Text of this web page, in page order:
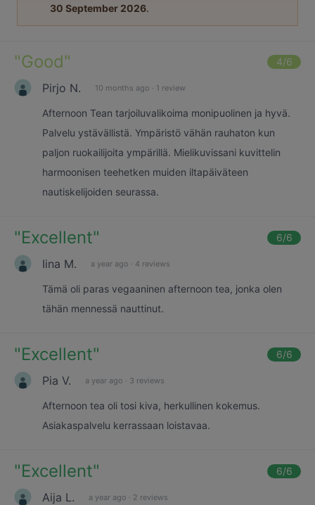
30 September 2026.
"Good" 4/6
Pirjo N. 10 months ago · 1 review
Afternoon Tean tarjoiluvalikoima monipuolinen ja hyvä.
Palvelu ystävällistä. Ympäristö vähän rauhaton kun
paljon ruokailijoita ympärillä. Mielikuvissani kuvittelin
harmoonisen teehetken muiden iltapäiväteen
nautiskelijoiden seurassa.
"Excellent" 6/6
Iina M. a year ago · 4 reviews
Tämä oli paras vegaaninen afternoon tea, jonka olen
tähän mennessä nauttinut.
"Excellent" 6/6
Pia V. a year ago · 3 reviews
Afternoon tea oli tosi kiva, herkullinen kokemus.
Asiakaspalvelu kerrassaan loistavaa.
"Excellent" 6/6
Aija L. a year ago · 2 reviews